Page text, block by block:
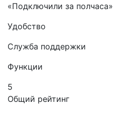
«Подключили за полчаса»
Удобство
Служба поддержки
Функции
5
Общий рейтинг